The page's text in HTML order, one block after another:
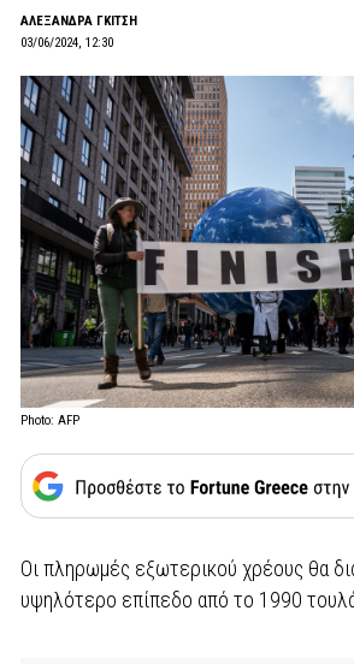
AΛΕΞΑΝΔΡΑ ΓΚΙΤΣΗ
03/06/2024, 12:30
Photo: AFP
Oι πληρωμές εξωτερικού χρέους θα
υψηλότερο επίπεδο από το 1990